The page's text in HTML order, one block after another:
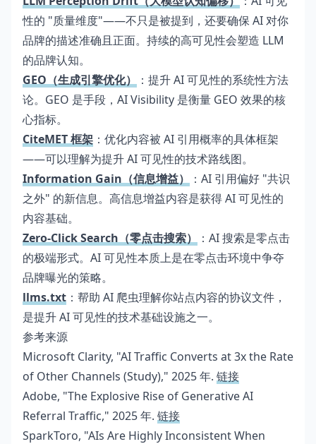
性的 "质量维度"——不只是被提到，还要确保 AI 对你
品牌的描述准确且正面。持续的高可见性会塑造 LLM
的品牌认知。
GEO（生成引擎优化）
：提升 AI 可见性的系统性方法
论。GEO 是手段，AI Visibility 是衡量 GEO 效果的核
心指标。
CiteMET 框架 ：优化内容被 AI 引用概率的具体框架
——可以理解为提升 AI 可见性的技术路线图。
Information Gain（信息增益）
：AI 引用偏好 "共识
之外" 的新信息。高信息增益内容是获得 AI 可见性的
内容基础。
Zero-Click Search（零点击搜索）
：AI 搜索是零点击
的极端形式。AI 可见性本质上是在零点击环境中争夺
品牌曝光的策略。
llms.txt ：帮助 AI 爬虫理解你站点内容的协议文件，
是提升 AI 可见性的技术基础设施之一。
参考来源
Microsoft Clarity, "AI Traffic Converts at 3x the Rate
of Other Channels (Study)," 2025 年. 链接
Adobe, "The Explosive Rise of Generative AI
Referral Traffic," 2025 年. 链接
SparkToro, "AIs Are Highly Inconsistent When